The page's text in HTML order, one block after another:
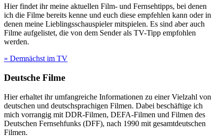
Hier findet ihr meine aktuellen Film- und Fernsehtipps, bei denen
ich die Filme bereits kenne und euch diese empfehlen kann oder in
denen meine Lieblingsschauspieler mitspielen. Es sind aber auch
Filme aufgelistet, die von dem Sender als TV-Tipp empfohlen
werden.
» Demnächst im TV
Deutsche Filme
Hier erhaltet ihr umfangreiche Informationen zu einer Vielzahl von
deutschen und deutschsprachigen Filmen. Dabei beschäftige ich
mich vorrangig mit DDR-Filmen, DEFA-Filmen und Filmen des
Deutschen Fernsehfunks (DFF), nach 1990 mit gesamtdeutschen
Filmen.